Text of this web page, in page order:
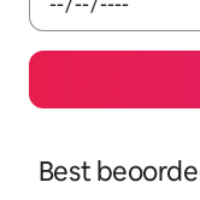
Best